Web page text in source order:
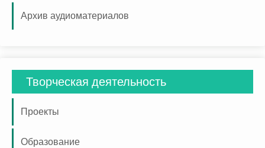
Архив аудиоматериалов
Творческая деятельность
Проекты
Образование